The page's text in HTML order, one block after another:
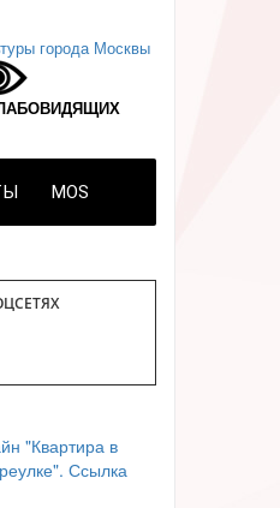
MOS